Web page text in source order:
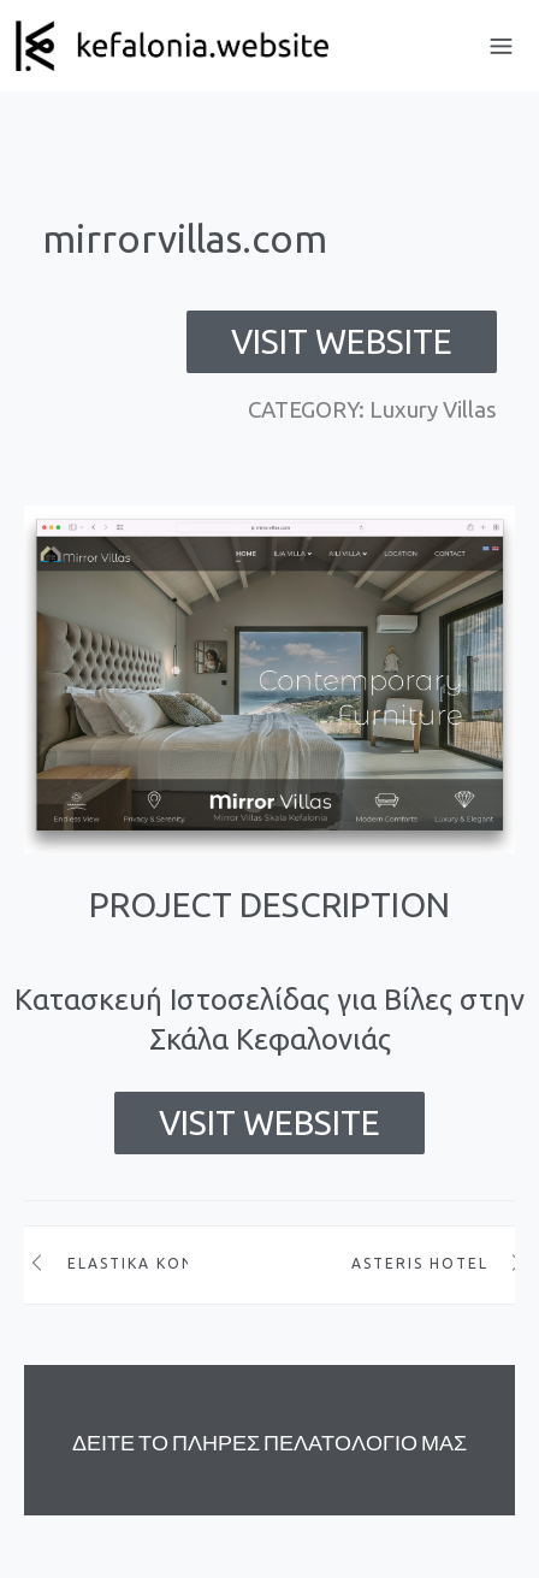
mirrorvillas.com
VISIT WEBSITE
CATEGORY: Luxury Villas
PROJECT DESCRIPTION
Κατασκευή Ιστοσελίδας για Βίλες στην
Σκάλα Κεφαλονιάς
VISIT WEBSITE
ELASTIKA KONTARAKIS ASTERIS HOTEL
ΔΕΙΤΕ ΤΟ ΠΛΗΡΕΣ ΠΕΛΑΤΟΛΟΓΙΟ ΜΑΣ